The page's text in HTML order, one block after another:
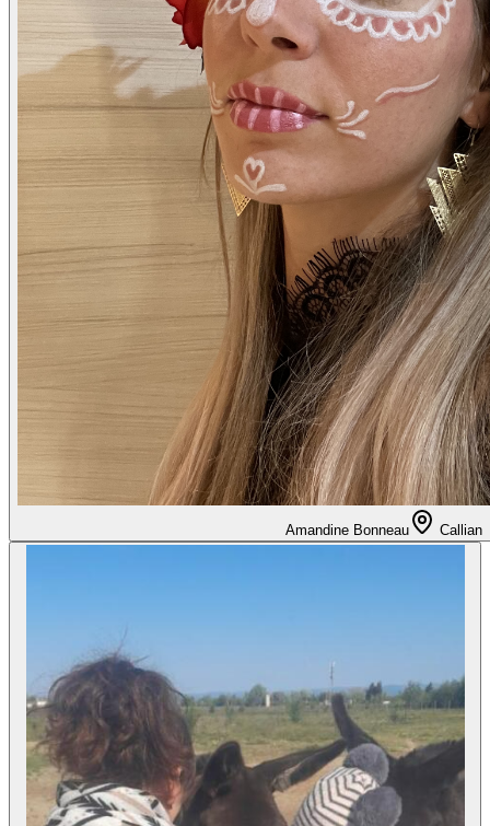
Amandine Bonneau Callian